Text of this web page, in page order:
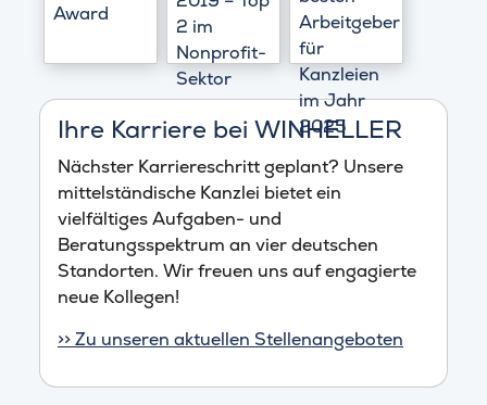
Ihre Karriere bei WINHELLER
Nächster Karriereschritt geplant? Unsere
mittelständische Kanzlei bietet ein
vielfältiges Aufgaben- und
Beratungsspektrum an vier deutschen
Standorten. Wir freuen uns auf engagierte
neue Kollegen!
>> Zu unseren aktuellen Stellenangeboten